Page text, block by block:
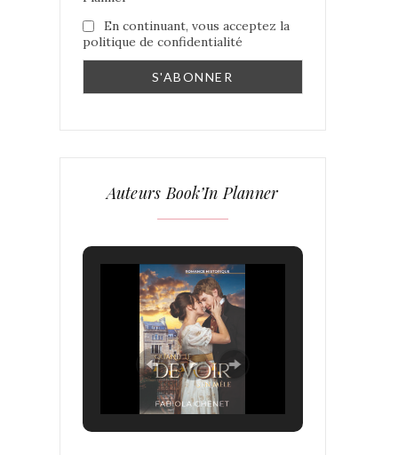
En continuant, vous acceptez la
politique de confidentialité
Auteurs Book’In Planner